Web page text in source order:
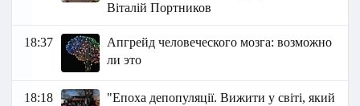
Віталій Портников
18:37
Апгрейд человеческого мозга: возможно
ли это
18:18
"Епоха депопуляції. Вижити у світі, який